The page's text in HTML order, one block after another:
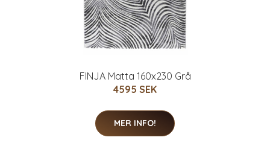
FINJA Matta 160x230 Grå
4595 SEK
MER INFO!